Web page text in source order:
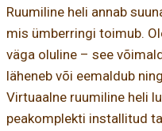
Ruumiline heli annab
mis ümberringi toimub.
väga oluline – see
läheneb või eemaldub
Virtuaalne ruumiline heli
peakomplekti installitud